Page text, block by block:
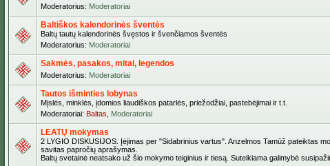
Moderatorius: Moderatoriai
Baltiškos kalendorinės šventės
Baltų tautų kalendorinės švęstos ir švenčiamos šventės
Moderatorius: Moderatoriai
Sakmės, pasakos, mitai, legendos
Moderatorius: Moderatoriai
Tautos išminties lobynas
Mįslės, minklės, įdomios liaudiškos patarlės, priežodžiai, pastebėjimai ir t.t.
Moderatoriai: Baltas Moderatoriai
LEATŲ mokymas
2 LYGIO DISKUSIJOS. Įėjimas per "Sidabrinius vartus". Anzelmos Tamūž pateiktas
savitas papročių aprašymas.
Baltų svetainė neatsako už šio mokymo teiginius ir tiesą. Suteikiama galimybė